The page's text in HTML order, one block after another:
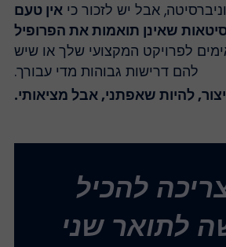
אבל יש לזכור כי אין טעם
שאינן תואמות את הפרופיל
לפרויקט המקצועי שלך או שיש
להם דרישות גבוהות מדי עבורך.
להיות שאפתני, אבל מציאותי.
להכיל
לתואר שני